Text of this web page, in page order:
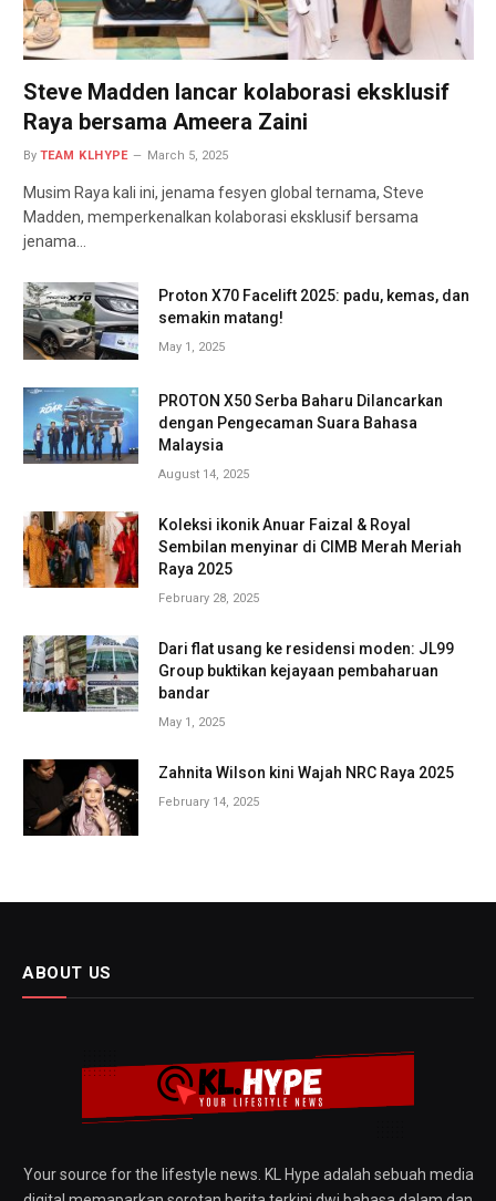
Steve Madden lancar kolaborasi eksklusif
Raya bersama Ameera Zaini
By TEAM KLHYPE March 5, 2025
Musim Raya kali ini, jenama fesyen global ternama, Steve
Madden, memperkenalkan kolaborasi eksklusif bersama
jenama…
Proton X70 Facelift 2025: padu, kemas, dan
semakin matang!
May 1, 2025
PROTON X50 Serba Baharu Dilancarkan
dengan Pengecaman Suara Bahasa
Malaysia
August 14, 2025
Koleksi ikonik Anuar Faizal & Royal
Sembilan menyinar di CIMB Merah Meriah
Raya 2025
February 28, 2025
Dari flat usang ke residensi moden: JL99
Group buktikan kejayaan pembaharuan
bandar
May 1, 2025
Zahnita Wilson kini Wajah NRC Raya 2025
February 14, 2025
ABOUT US
Your source for the lifestyle news. KL Hype adalah sebuah media